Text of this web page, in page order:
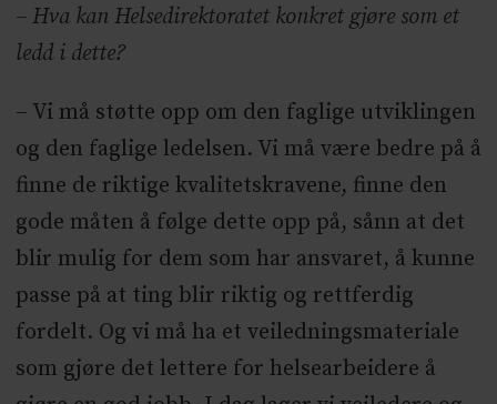
– Hva kan Helsedirektoratet konkret gjøre som et
ledd i dette?
– Vi må støtte opp om den faglige utviklingen
og den faglige ledelsen. Vi må være bedre på å
finne de riktige kvalitetskravene, finne den
gode måten å følge dette opp på, sånn at det
blir mulig for dem som har ansvaret, å kunne
passe på at ting blir riktig og rettferdig
fordelt. Og vi må ha et veiledningsmateriale
som gjøre det lettere for helsearbeidere å